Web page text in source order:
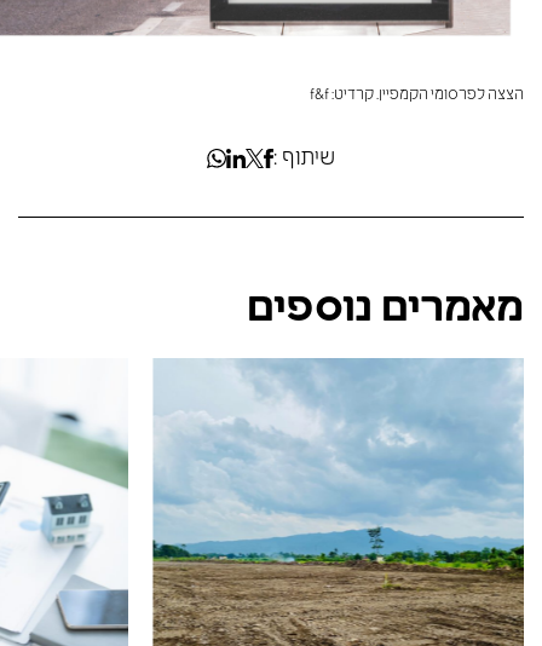
הצצה לפרסומי הקמפיין. קרדיט: f&f
שיתוף :
מאמרים נוספים